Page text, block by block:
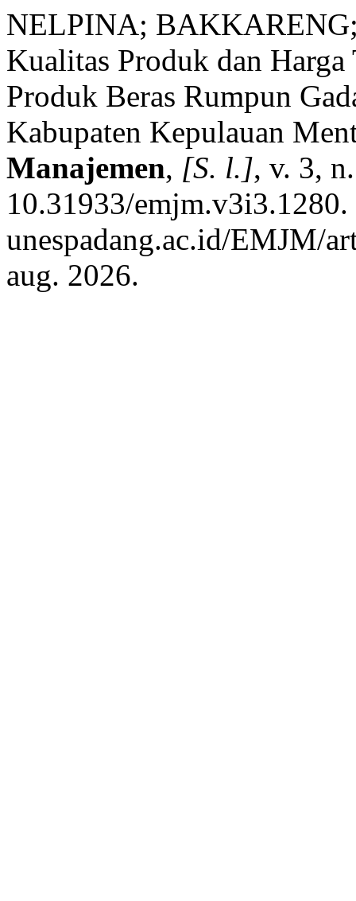
NELPINA;
Kualitas Produk dan Harga
Produk Beras Rumpun
Kabupaten Kepulauan
Manajemen, [S. l.], v. 3,
10.31933/
unespadang.ac.id/EMJM/
aug. 2026.